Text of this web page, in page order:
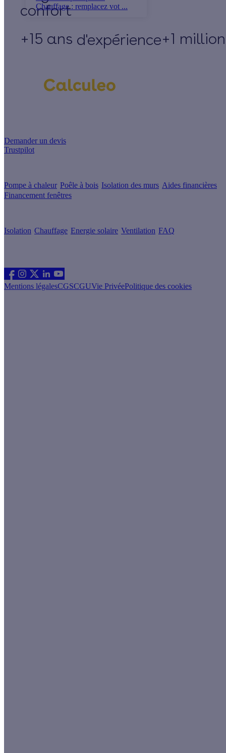
Chauffage : remplacez vot ...
+15 ans d'expérience+1
Demander un devis
Trustpilot
Pompe à chaleur Poêle à bois Isolation des murs Aides financières
Financement fenêtres
Isolation Chauffage Energie solaire Ventilation FAQ
Mentions légalesCGSCGUVie PrivéePolitique des cookies